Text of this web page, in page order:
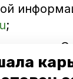
;
г.